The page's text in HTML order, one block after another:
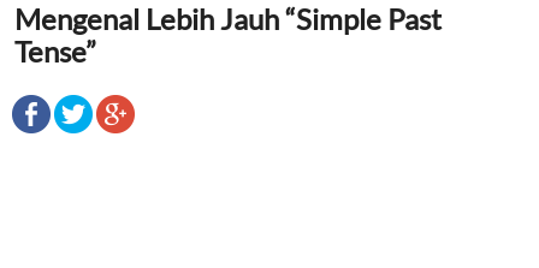
Mengenal Lebih Jauh “Simple Past
Tense”